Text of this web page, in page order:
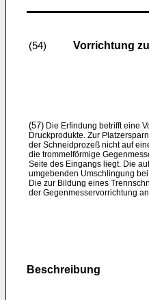
(54) Vorrichtung
(57) Die Erfindung betrifft eine
Druckprodukte. Zur
der Schneidprozeß nicht auf
die trommelförmige
Seite des Eingangs liegt. Die
umgebenden Umschlingung
Die zur Bildung eines
der Gegenmesservorrichtung
Beschreibung